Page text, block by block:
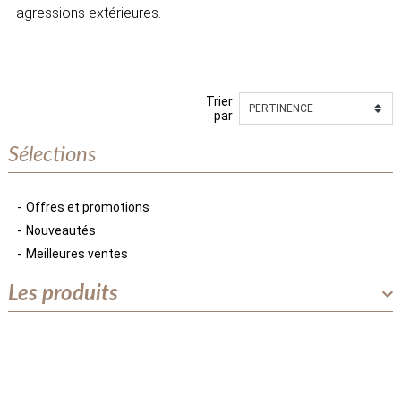
agressions extérieures.
Trier
par
Sélections
Offres et promotions
Nouveautés
Meilleures ventes
Les produits